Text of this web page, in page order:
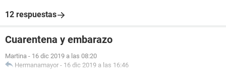
12 respuestas
Cuarentena y embarazo
Martina - 16 dic 2019 a las 08:20
Hermanamayor - 16 dic 2019 a las 16:46